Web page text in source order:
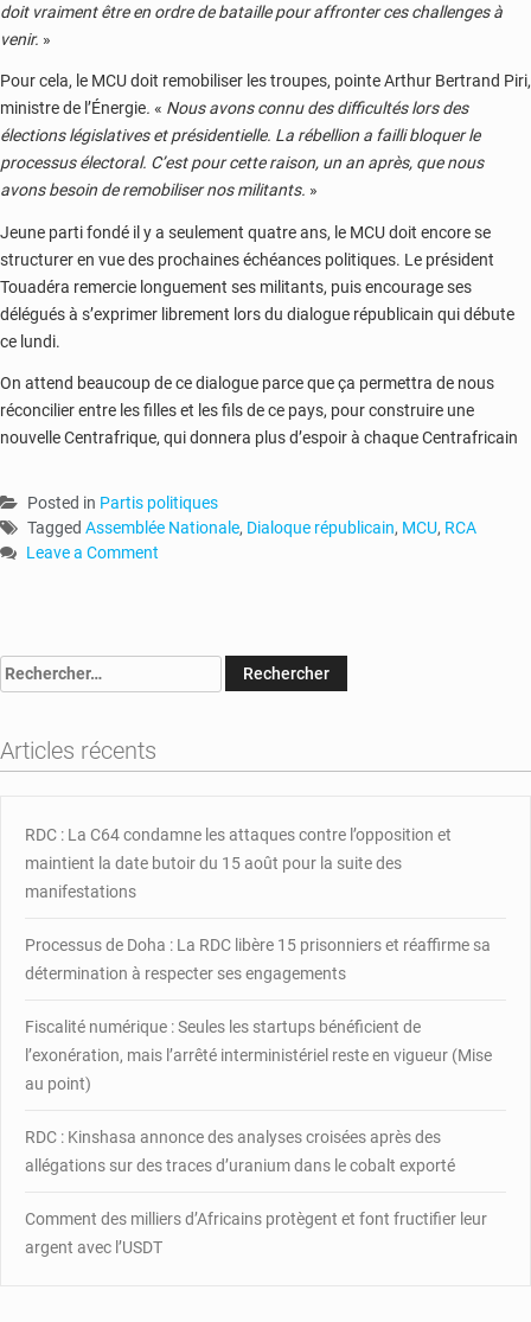
doit vraiment être en ordre de bataille pour affronter ces challenges à
venir. »
Pour cela, le MCU doit remobiliser les troupes, pointe Arthur Bertrand Piri,
ministre de l’Énergie. « Nous avons connu des difficultés lors des
élections législatives et présidentielle. La rébellion a failli bloquer le
processus électoral. C’est pour cette raison, un an après, que nous
avons besoin de remobiliser nos militants. »
Jeune parti fondé il y a seulement quatre ans, le MCU doit encore se
structurer en vue des prochaines échéances politiques. Le président
Touadéra remercie longuement ses militants, puis encourage ses
délégués à s’exprimer librement lors du dialogue républicain qui débute
ce lundi.
On attend beaucoup de ce dialogue parce que ça permettra de nous
réconcilier entre les filles et les fils de ce pays, pour construire une
nouvelle Centrafrique, qui donnera plus d’espoir à chaque Centrafricain
Posted in Partis politiques
Tagged Assemblée Nationale, Dialoque républicain, MCU, RCA
Leave a Comment
MCU
rangs
Rechercher :
Articles récents
RDC : La C64 condamne les attaques contre l’opposition et
maintient la date butoir du 15 août pour la suite des
manifestations
Processus de Doha : La RDC libère 15 prisonniers et réaffirme sa
détermination à respecter ses engagements
Fiscalité numérique : Seules les startups bénéficient de
l’exonération, mais l’arrêté interministériel reste en vigueur (Mise
au point)
RDC : Kinshasa annonce des analyses croisées après des
allégations sur des traces d’uranium dans le cobalt exporté
Comment des milliers d’Africains protègent et font fructifier leur
argent avec l’USDT